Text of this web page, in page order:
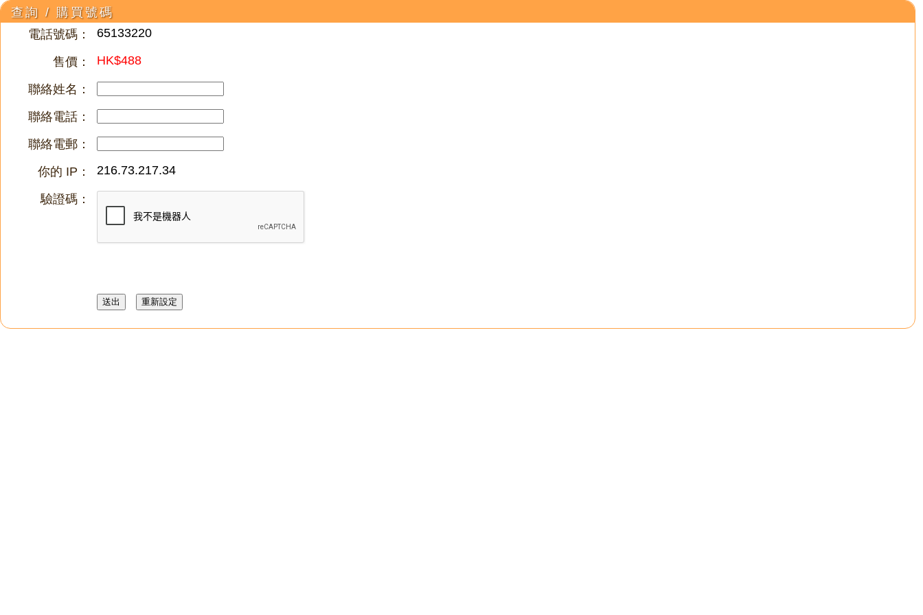
查詢 / 購買號碼
電話號碼：
65133220
售價： HK$488
聯絡姓名：
聯絡電話：
聯絡電郵：
你的 IP：
216.73.217.34
驗證碼：